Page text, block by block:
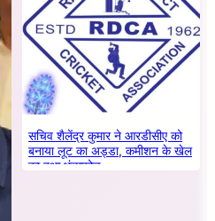
सचिव शैलेंद्र कुमार ने आरडीसीए को
बनाया लूट का अड्डा, कमीशन के खेल
का हुआ भंडाफोड़